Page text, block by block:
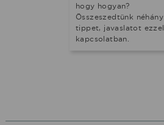
hogy hogyan?
Összeszedtünk néhány
tippet, javaslatot ezzel
kapcsolatban.